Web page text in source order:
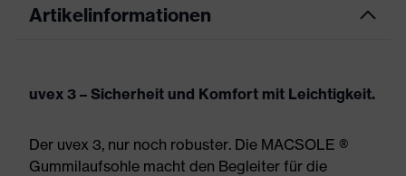
Artikelinformationen
uvex 3 – Sicherheit und Komfort mit Leichtigkeit.
Der uvex 3, nur noch robuster. Die MACSOLE ®
Gummilaufsohle macht den Begleiter für die